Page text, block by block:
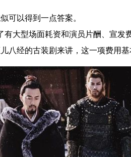
以得到一点答案。
大型场面耗资和演员片酬、宣发
八经的古装剧来讲，这一项费用基